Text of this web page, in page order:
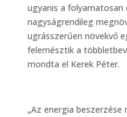
ugyanis a folyamatosan
nagyságrendileg
ugrásszerűen növekvő
felemésztik a
mondta el Kerek Péter.
„Az energia